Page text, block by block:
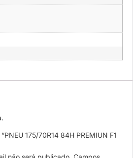
175/70R14 84H PREMIUN F1